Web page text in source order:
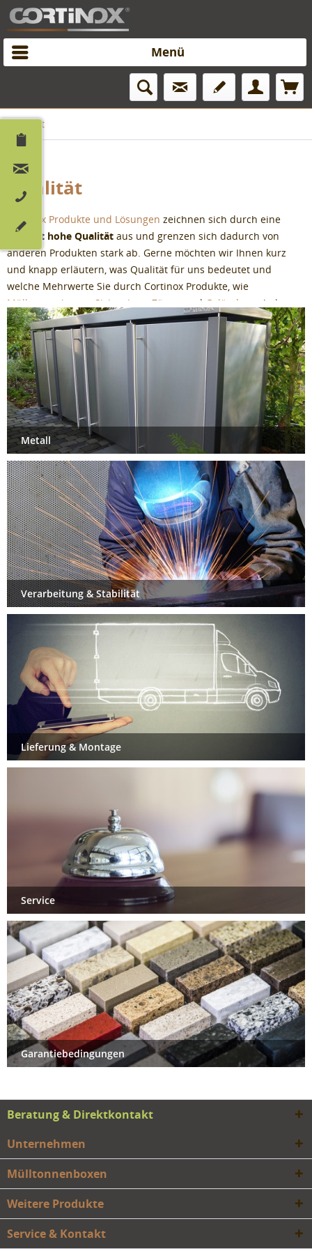
Menü
Qualität
Qualität
Cortinox Produkte und Lösungen zeichnen sich durch eine
äußerst hohe Qualität aus und grenzen sich dadurch von
anderen Produkten stark ab. Gerne möchten wir Ihnen kurz
und knapp erläutern, was Qualität für uns bedeutet und
welche Mehrwerte Sie durch Cortinox Produkte, wie
Mülltonnenboxen
Sichtschutz-Zäune und Geländer , erhalten:
Metall
Verarbeitung & Stabilität
Lieferung & Montage
Service
Garantiebedingungen
Beratung & Direktkontakt
Unternehmen
Mülltonnenboxen
Weitere Produkte
Service & Kontakt